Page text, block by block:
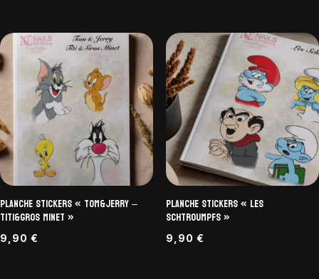
Planche Stickers « Tom&Jerry –
Titi&Gros Minet »
9,90 €
Planche Stickers « Les
Schtroumpfs »
9,90 €